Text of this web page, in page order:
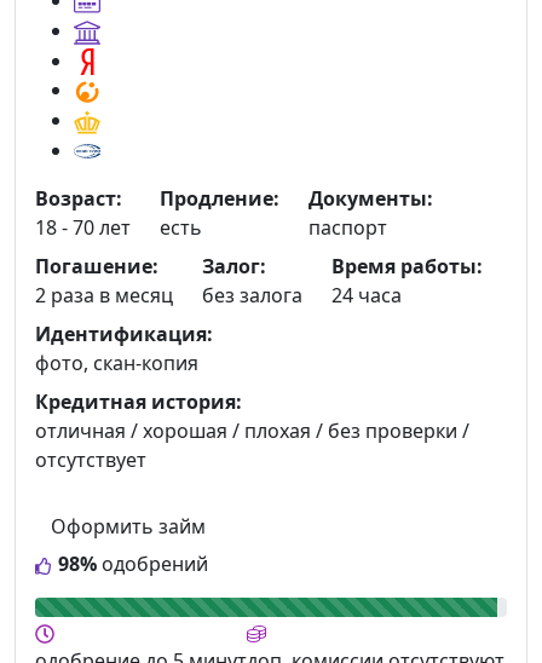
98% одобрений
Оформить займ
Возраст:
18 - 70 лет
Продление:
есть
Документы:
паспорт
Погашение:
2 раза в месяц
Залог:
без залога
Время работы:
24 часа
Идентификация:
фото, скан-копия
Кредитная история:
отличная / хорошая / плохая / без проверки /
отсутствует